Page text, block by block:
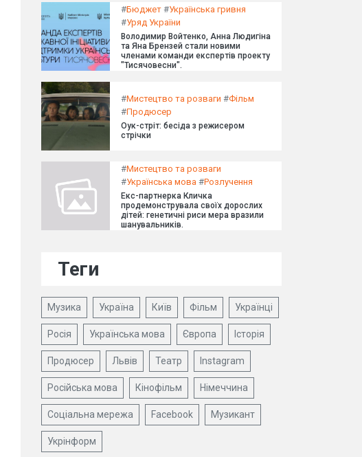
#Бюджет #Українська гривня
#Уряд України
Володимир Войтенко, Анна Людигіна
та Яна Брензей стали новими
членами команди експертів проекту
"Тисячовесни".
#Мистецтво та розваги #Фільм
#Продюсер
Оук-стріт: бесіда з режисером
стрічки
#Мистецтво та розваги
#Українська мова #Розлучення
Екс-партнерка Кличка
продемонструвала своїх дорослих
дітей: генетичні риси мера вразили
шанувальників.
Теги
Музика Україна Київ Фільм Українці
Росія Українська мова Європа Історія
Продюсер Львів Театр Instagram
Російська мова Кінофільм Німеччина
Соціальна мережа Facebook Музикант
Укрінформ